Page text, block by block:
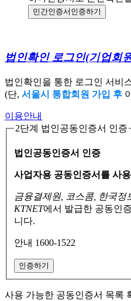
민간인증서 인증하기
법인확인 로그인(기업회
법인확인을 통한 로그인 서비
(단, 서울시 통합회원 가입 후
이용안내
2단계 법인공동인증서 인증
법인공동인증서 인증
사업자용 공동인증서를 사
금융결제원, 코스콤, 한국정
KTNET에서 발급한 공동인
니다.
안내 1600-1522
인증하기
사용 가능한 공동인증서 목록